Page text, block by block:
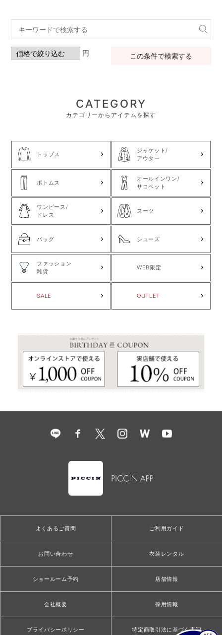
円 この条件で検索する
CATEGORY
カテゴリーからアイテムを探す
トップス
ジャケット/
アウター
ボトムス
オールインワン/
サロペット
ワンピース/
ドレス
スーツ
バッグ シューズ
ファッション
雑貨
WEB限定
SALE OUTLET
よくあるご質問 ご利用ガイド
お問い合わせ 衣装レンタル
ショールーム予約 店舗情報
会社概要 採用情報
プライバシーポリシー 特定商取引法に基づく表記